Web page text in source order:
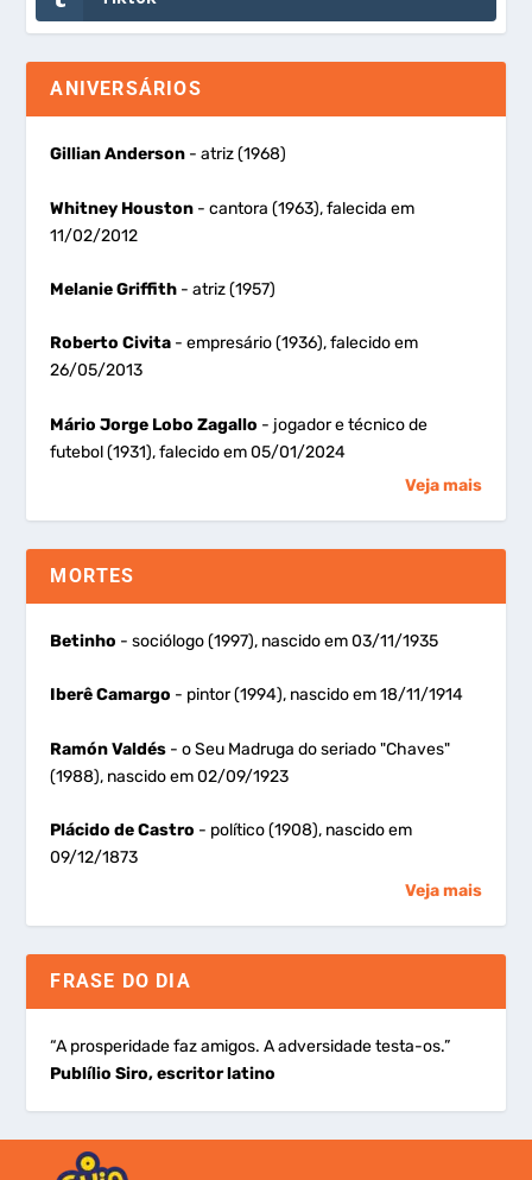
ANIVERSÁRIOS
Gillian Anderson - atriz (1968)
Whitney Houston - cantora (1963), falecida em
11/02/2012
Melanie Griffith - atriz (1957)
Roberto Civita - empresário (1936), falecido em
26/05/2013
Mário Jorge Lobo Zagallo - jogador e técnico de
futebol (1931), falecido em 05/01/2024
Veja mais
MORTES
Betinho - sociólogo (1997), nascido em 03/11/1935
Iberê Camargo - pintor (1994), nascido em 18/11/1914
Ramón Valdés - o Seu Madruga do seriado "Chaves"
(1988), nascido em 02/09/1923
Plácido de Castro - político (1908), nascido em
09/12/1873
Veja mais
FRASE DO DIA
“A prosperidade faz amigos. A adversidade testa-os.”
Publílio Siro, escritor latino